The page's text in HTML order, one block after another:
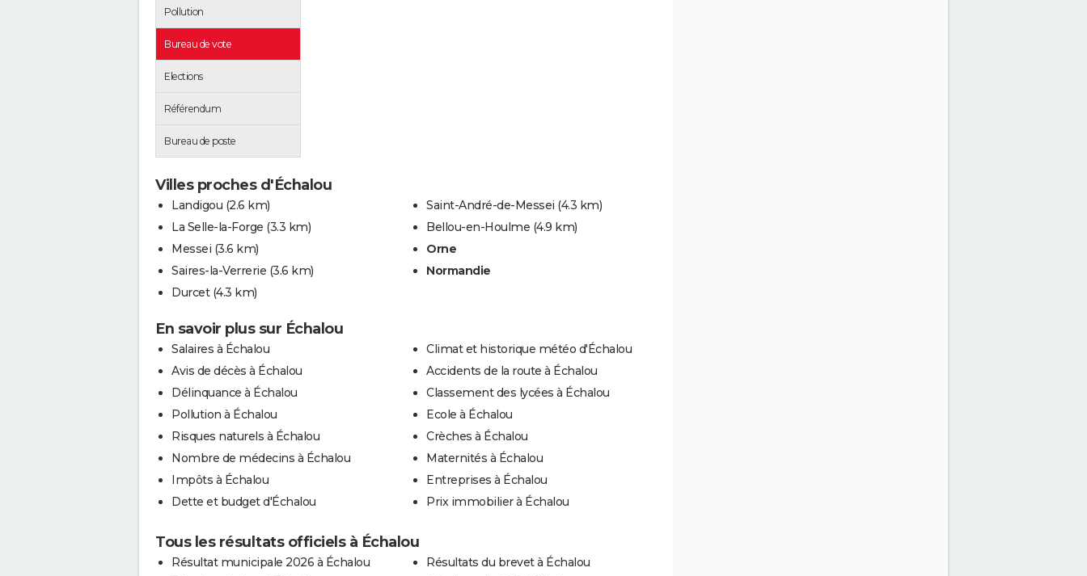
Pollution
Bureau de vote
Elections
Référendum
Bureau de poste
Villes proches d'Échalou
Landigou (2.6 km)
La Selle-la-Forge (3.3 km)
Messei (3.6 km)
Saires-la-Verrerie (3.6 km)
Durcet (4.3 km)
Saint-André-de-Messei (4.3 km)
Bellou-en-Houlme (4.9 km)
Orne
Normandie
En savoir plus sur Échalou
Salaires à Échalou
Avis de décès à Échalou
Délinquance à Échalou
Pollution à Échalou
Risques naturels à Échalou
Nombre de médecins à Échalou
Impôts à Échalou
Dette et budget d'Échalou
Climat et historique météo d'Échalou
Accidents de la route à Échalou
Classement des lycées à Échalou
Ecole à Échalou
Crèches à Échalou
Maternités à Échalou
Entreprises à Échalou
Prix immobilier à Échalou
Tous les résultats officiels à Échalou
Résultat municipale 2026 à Échalou
Résultats du brevet à Échalou